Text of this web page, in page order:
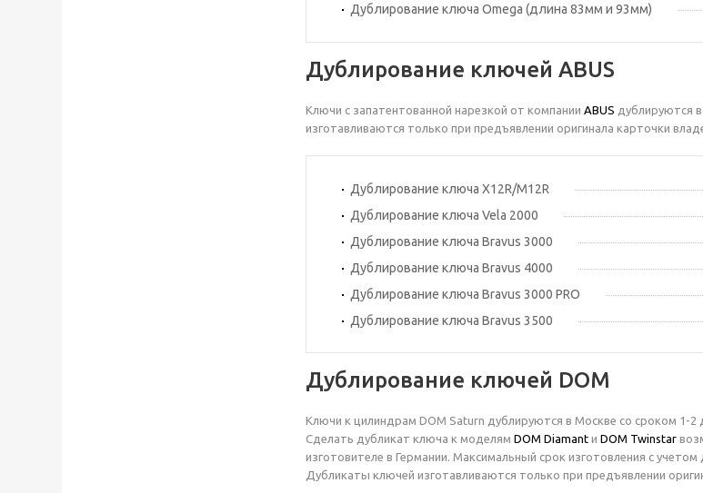
Дублирование ключа Omega (длина 83мм и 93мм)
Дублирование ключей ABUS
Ключи с запатентованной нарезкой от компании ABUS дублируются
изготавливаются только при предъявлении оригинала карточки
Дублирование ключа X12R/M12R
Дублирование ключа Vela 2000
Дублирование ключа Bravus 3000
Дублирование ключа Bravus 4000
Дублирование ключа Bravus 3000 PRO
Дублирование ключа Bravus 3500
Дублирование ключей DOM
Ключи к цилиндрам DOM Saturn дублируются в Москве со сроком 1-2
Сделать дубликат ключа к моделям DOM Diamant и DOM Twinstar
изготовителе в Германии. Максимальный срок изготовления с учетом
Дубликаты ключей изготавливаются только при предъявлении